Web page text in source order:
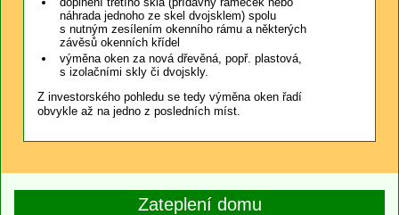
náhrada jednoho ze skel dvojsklem) spolu
s nutným zesílením okenního rámu a některých
závěsů okenních křídel
výměna oken za nová dřevěná, popř. plastová,
s izolačními skly či dvojskly.
Z investorského pohledu se tedy výměna oken řadí
obvykle až na jedno z posledních míst.
Zateplení domu